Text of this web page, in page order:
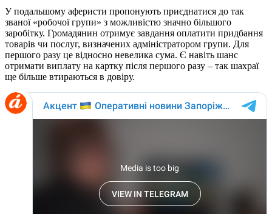
У подальшому аферисти пропонують приєднатися до так
званої «робочої групи» з можливістю значно більшого
заробітку. Громадянин отримує завдання оплатити придбання
товарів чи послуг, визначених адміністратором групи. Для
першого разу це відносно невелика сума. Є навіть шанс
отримати виплату на картку після першого разу – так шахраї
ще більше втираються в довіру.